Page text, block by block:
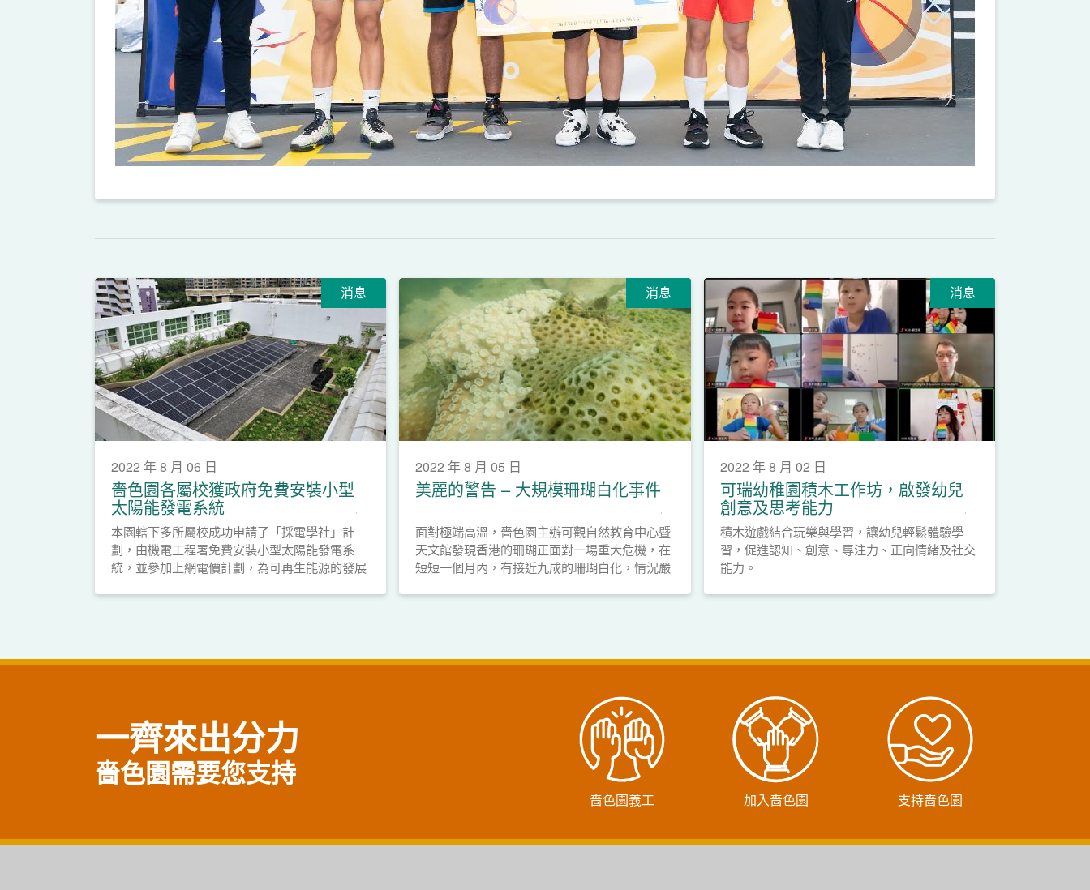
消息
2022 年 8 月 06 日
嗇色園各屬校獲政府免費安裝小型
太陽能發電系統
本園轄下多所屬校成功申請了「採電學社」計
劃，由機電工程署免費安裝小型太陽能發電系
統，並參加上網電價計劃，為可再生能源的發展
消息
2022 年 8 月 05 日
美麗的警告 – 大規模珊瑚白化事件
面對極端高溫，嗇色園主辦可觀自然教育中心暨
天文館發現香港的珊瑚正面對一場重大危機，在
短短一個月內，有接近九成的珊瑚白化，情況嚴
消息
2022 年 8 月 02 日
可瑞幼稚園積木工作坊，啟發幼兒
創意及思考能力
積木遊戲結合玩樂與學習，讓幼兒輕鬆體驗學
習，促進認知、創意、專注力、正向情緒及社交
能力。
一齊來出分力
嗇色園需要您支持
嗇色園義工 加入嗇色園 支持嗇色園